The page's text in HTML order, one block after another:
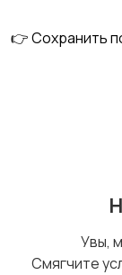
👉 Сохранить
Увы,
Смягчите